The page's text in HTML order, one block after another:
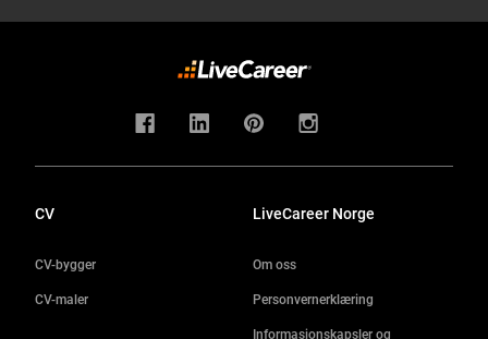
CV
CV-bygger
CV-maler
LiveCareer Norge
Om oss
Personvernerklæring
Informasjonskapsler og